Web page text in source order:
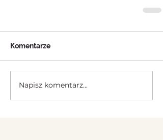
Komentarze
Napisz komentarz...